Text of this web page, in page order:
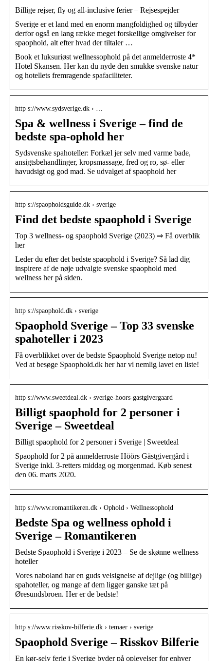
Billige rejser, fly og all-inclusive ferier – Rejsespejder
Sverige er et land med en enorm mangfoldighed og tilbyder
derfor også en lang række meget forskellige omgivelser for
spaophold, alt efter hvad der tiltaler …
Book et luksuriøst wellnessophold på det anmelderroste 4*
Hotel Skansen. Her kan du nyde den smukke svenske natur
og hotellets fremragende spafaciliteter.
http s://www.sydsverige.dk › …
Spa & wellness i Sverige – find de
bedste spa-ophold her
Sydsvenske spahoteller: Forkæl jer selv med varme bade,
ansigtsbehandlinger, kropsmassage, fred og ro, sø- eller
havudsigt og god mad. Se udvalget af spaophold her
http s://spaopholdsguide.dk › sverige
Find det bedste spaophold i Sverige
Top 3 wellness- og spaophold Sverige (2023) ⇒ Få overblik
her
Leder du efter det bedste spaophold i Sverige? Så lad dig
inspirere af de nøje udvalgte svenske spaophold med
wellness her på siden.
http s://spaophold.dk › sverige
Spaophold Sverige – Top 33 svenske
spahoteller i 2023
Få overblikket over de bedste Spaophold Sverige netop nu!
Ved at besøge Spaophold.dk her har vi nemlig lavet en liste!
http s://www.sweetdeal.dk › sverige-hoors-gastgivergaard
Billigt spaophold for 2 personer i
Sverige – Sweetdeal
Billigt spaophold for 2 personer i Sverige | Sweetdeal
Spaophold for 2 på anmelderroste Höörs Gästgivergård i
Sverige inkl. 3-retters middag og morgenmad. Køb senest
den 06. marts 2020.
http s://www.romantikeren.dk › Ophold › Wellnessophold
Bedste Spa og wellness ophold i
Sverige – Romantikeren
Bedste Spaophold i Sverige i 2023 – Se de skønne wellness
hoteller
Vores naboland har en guds velsignelse af dejlige (og billige)
spahoteller, og mange af dem ligger ganske tæt på
Øresundsbroen. Her er de bedste!
http s://www.risskov-bilferie.dk › temaer › sverige
Spaophold Sverige – Risskov Bilferie
En kør-selv ferie i Sverige byder på oplevelser for enhver